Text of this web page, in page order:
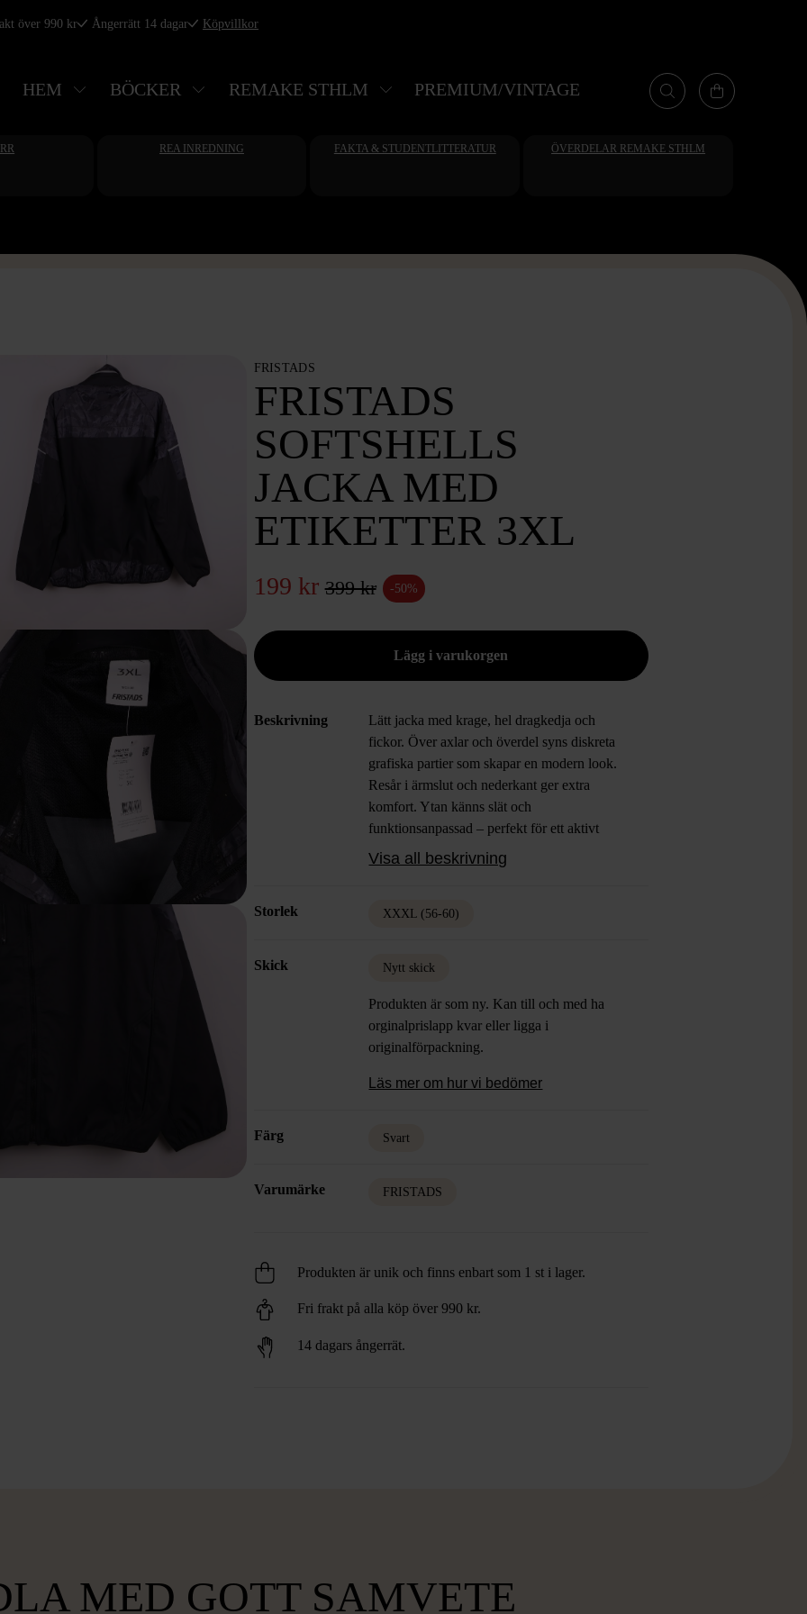
över 990 kr Ångerrätt 14 dagar Köpvillkor
HEM BÖCKER REMAKE STHLM PREMIUM/VINTAGE
REA INREDNING FAKTA & STUDENTLITTERATUR ÖVERDELAR REMAKE STHLM
FRISTADS
FRISTADS
SOFTSHELLS
JACKA MED
ETIKETTER 3XL
199 kr 399 kr -50%
Beskrivning
Lätt jacka med krage, hel dragkedja och
fickor. Över axlar och överdel syns diskreta
grafiska partier som skapar en modern look.
Resår i ärmslut och nederkant ger extra
komfort. Ytan känns slät och
funktionsanpassad – perfekt för ett aktivt
uttryck.
Visa all beskrivning
Storlek XXXL (56-60)
Skick Nytt skick
Produkten är som ny. Kan till och med ha
orginalprislapp kvar eller ligga i
originalförpackning.
Läs mer om hur vi bedömer
Färg Svart
Varumärke FRISTADS
Produkten är unik och finns enbart som 1 st i lager.
Fri frakt på alla köp över 990 kr.
14 dagars ångerrät.
MED GOTT SAMVETE